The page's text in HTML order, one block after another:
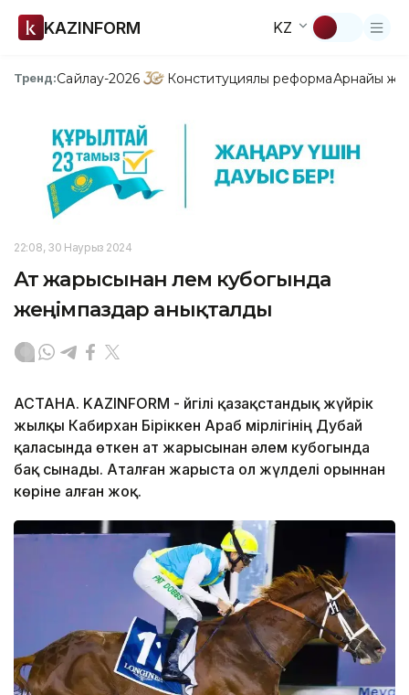
KAZINFORM KZ
Тренд:Сайлау-2026 Конституциялық реформаАрнайы
22:08, 30 Наурыз 2024
Ат жарысынан әлем кубогында
жеңімпаздар анықталды
АСТАНА. KAZINFORM - Әйгілі қазақстандық жүйрік
жылқы Кабирхан Біріккен Араб Әмірлігінің Дубай
қаласында өткен ат жарысынан әлем кубогында
бақ сынады. Аталған жарыста ол жүлделі орыннан
көріне алған жоқ.